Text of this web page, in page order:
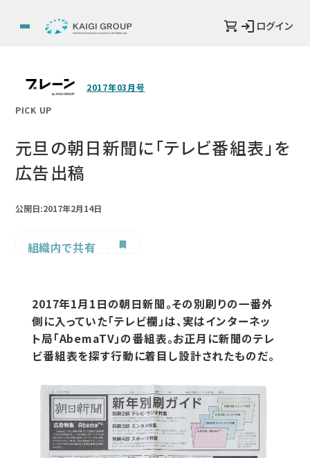
ログイン
2017年03月号
PICK UP
元旦の朝日新聞に「テレビ番組表」を
広告出稿
公開日:2017年2月14日
組織内で共有
2017年1月1日の朝日新聞。その別刷りの一番外
側に入っていた「テレビ欄」は、実はインターネッ
ト局「AbemaTV」の番組表。お正月に新聞のテレ
ビ番組表を探す行動に着目し設計されたものだ。